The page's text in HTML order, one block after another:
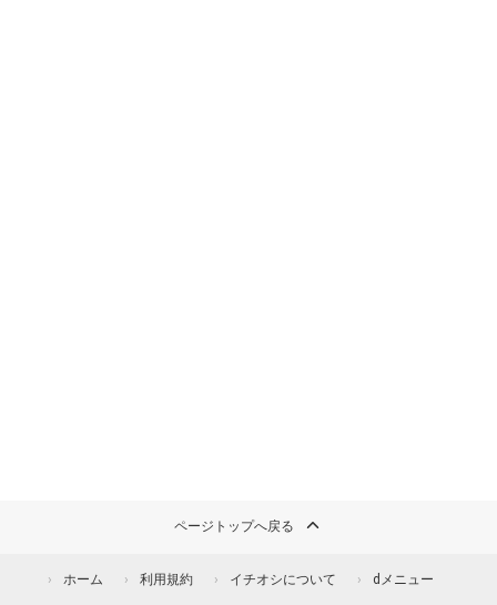
ページトップへ戻る
ホーム 利用規約 イチオシについて dメニュー